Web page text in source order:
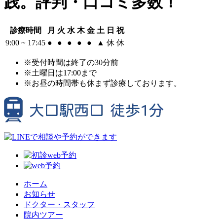
診療時間 月 火 水 木 金 土 日 祝
9:00 ~ 17:45 ● ● ● ● ● ▲ 休 休
※受付時間は終了の30分前
※土曜日は17:00まで
※お昼の時間帯も休まず診療しております。
ホーム
お知らせ
ドクター・スタッフ
院内ツアー